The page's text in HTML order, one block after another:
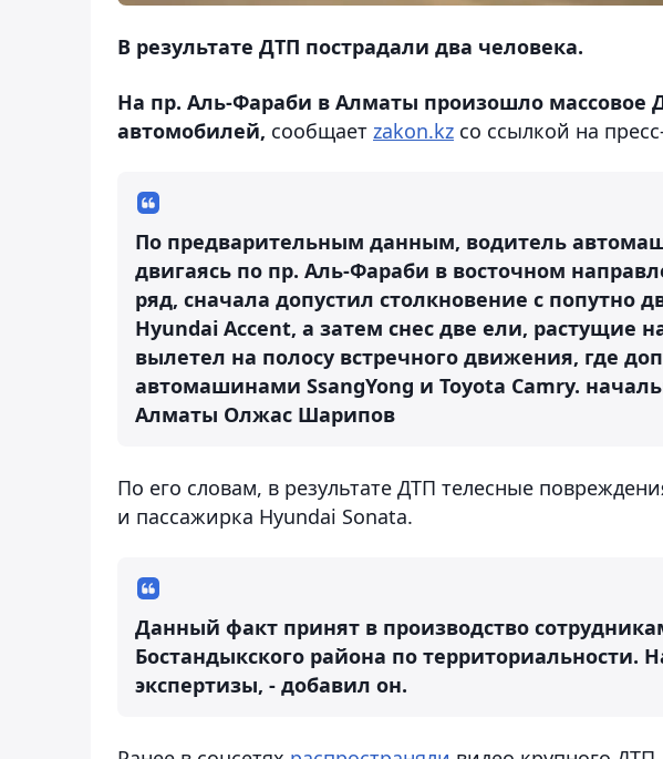
В результате ДТП пострадали два человека.
На пр. Аль-Фараби в Алматы произошло массовое
автомобилей, сообщает zakon.kz со ссылкой на
По предварительным данным, водитель
двигаясь по пр. Аль-Фараби в восточном
ряд, сначала допустил столкновение с попутно
Hyundai Accent, а затем снес две ели, растущие
вылетел на полосу встречного движения, где
автомашинами SsangYong и Toyota Camry.
Алматы Олжас Шарипов
По его словам, в результате ДТП телесные
и пассажирка Hyundai Sonata.
Данный факт принят в производство
Бостандыкского района по территориальности.
экспертизы, - добавил он.